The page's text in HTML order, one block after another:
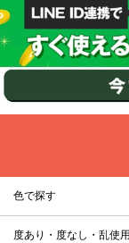
色で探す
度あり・度なし・乱使